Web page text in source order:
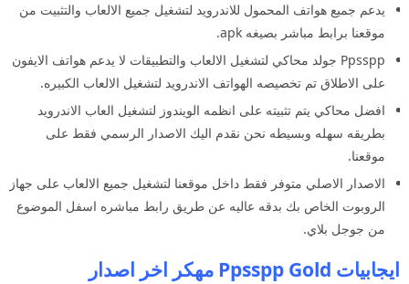
يدعم جميع هواتف المحمول للاندرويد لتشغيل جميع الالعاب والتثبيت من
موقعنا برابط مباشر بصيغه apk.
Ppsspp جولد محاكي لتشغيل الالعاب والتطبيقات لا يدعم هواتف الايفون
على الاطلاق تم تخصيصه الهواتف الاندرويد لتشغيل الالعاب الكبيره.
افضل محاكي يتم تثبيته على انظمه الويندوز لتشغيل العاب الاندرويد
بطريقه سهله وبسيطه نحن نقدم اليك الاصدار الرسمي فقط على
موقعنا.
الاصدار الاصلي متوفر فقط داخل موقعنا لتشغيل جميع الالعاب على جهاز
الروبوت الخاص بك بدقه عاليه عن طريق رابط مباشره اسفل الموضوع
من جوجل بلاي.
ايجابيات Ppsspp Gold مهكر اخر اصدار